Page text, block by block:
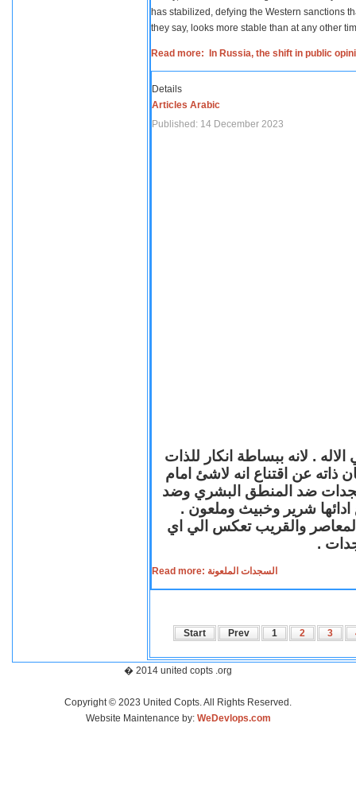
has stabilized, defying the Western sanctions
they say, looks more stable than at any other
Read more: In Russia, the shift in public
Details
Articles Arabic
Published: 14 December 2023
. لانه ببساطة انكار للذات
ذاته عن اقتناع انه لاشئ امام
ضد المنطق البشري وضد
ادائها شرير وخبيث وملعون .
المعاصر والقريب تعكس الي اي
.
Read more: السجدات الملعونة
Start Prev 1 2 3
� 2014 united copts .org
Copyright © 2023 United Copts. All Rights Reserved.
Website Maintenance by: WeDevlops.com